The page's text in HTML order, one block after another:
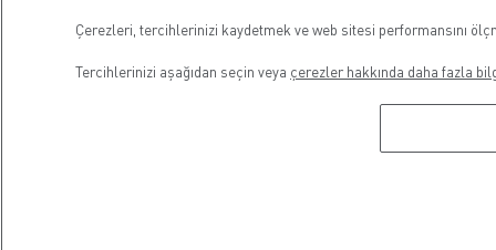
Cumartesi
09:00 / 13:00
-
Çerezleri, tercihlerinizi kaydetmek ve web sitesi performansını
Tercihlerinizi aşağıdan seçin veya çerezler hakkında daha fazla